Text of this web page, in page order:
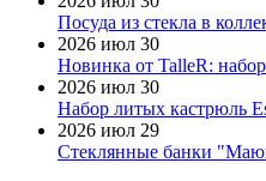
Посуда из стекла в
2026 июл 30
Новинка от TalleR:
2026 июл 30
Набор литых кастрюль
2026 июл 29
Стеклянные банки